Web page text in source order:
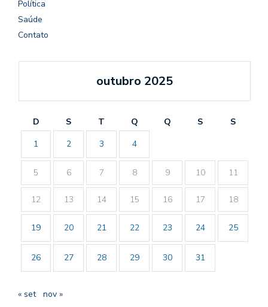
Política
Saúde
Contato
outubro 2025
D S T Q Q S
S
1
2 3 4
5 6 7 8 9 10 11
12 13 14 15 16 17 18
19 20 21 22 23 24 25
26 27 28 29 30 31
« set nov »